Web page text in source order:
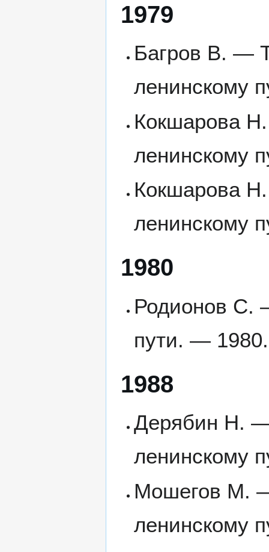
1979
Багров В. —
ленинскому
Кокшарова
ленинскому
Кокшарова
ленинскому
1980
Родионов С.
пути. —
1988
Дерябин Н.
ленинскому
Мошегов М.
ленинскому